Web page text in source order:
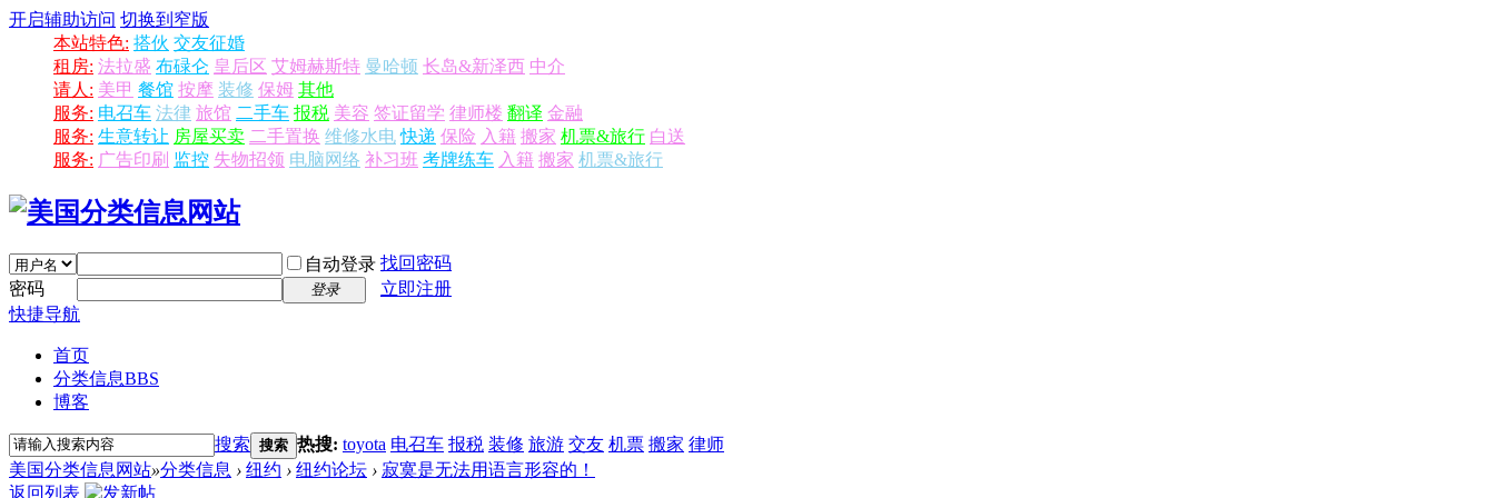
开启辅助访问 切换到窄版
本站特色: 搭伙 交友征婚
租房: 法拉盛 布碌仑 皇后区 艾姆赫斯特 曼哈顿 长岛&新泽西 中介
请人: 美甲 餐馆 按摩 装修 保姆 其他
服务: 电召车 法律 旅馆 二手车 报税 美容 签证留学 律师楼 翻译 金融
服务: 生意转让 房屋买卖 二手置换 维修水电 快递 保险 入籍 搬家 机票&旅行 白送
服务: 广告印刷 监控 失物招领 电脑网络 补习班 考牌练车 入籍 搬家 机票&旅行
自动登录 找回密码
密码
登录
立即注册
快捷导航
首页
分类信息BBS
博客
搜索 搜索 热搜: toyota 电召车 报税 装修 旅游 交友 机票 搬家 律师
美国分类信息网站»分类信息 › 纽约 › 纽约论坛 › 寂寞是无法用语言形容的！
返回列表